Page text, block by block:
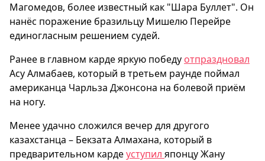
Магомедов, более известный как "Шара Буллет". Он
нанёс поражение бразильцу Мишелю Перейре
единогласным решением судей.
Ранее в главном карде яркую победу отпраздновал
Асу Алмабаев, который в третьем раунде поймал
американца Чарльза Джонсона на болевой приём
на ногу.
Менее удачно сложился вечер для другого
казахстанца – Бекзата Алмахана, который в
предварительном кардеуступил японцу Жану